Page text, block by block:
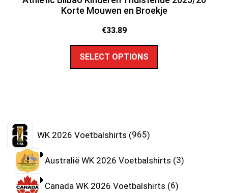
Korte Mouwen en Broekje
€33.89
SELECT OPTIONS
WK 2026 Voetbalshirts 965
Australië WK 2026 Voetbalshirts 3
Canada WK 2026 Voetbalshirts 6